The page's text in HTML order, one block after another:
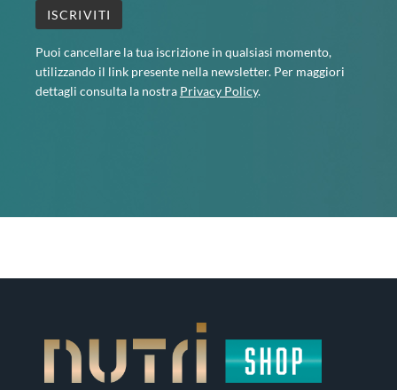
Puoi cancellare la tua iscrizione in qualsiasi momento,
utilizzando il link presente nella newsletter. Per maggiori
dettagli consulta la nostra Privacy Policy.